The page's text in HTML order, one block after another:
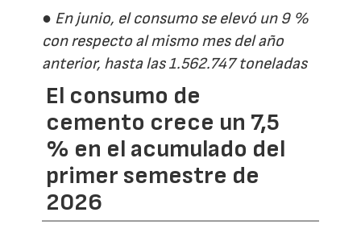
● En junio, el consumo se elevó un 9 %
con respecto al mismo mes del año
anterior, hasta las 1.562.747 toneladas
El consumo de
cemento crece un 7,5
% en el acumulado del
primer semestre de
2026